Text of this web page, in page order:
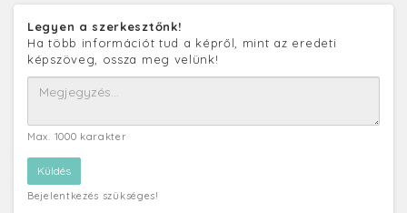
Legyen a szerkesztőnk!
Ha több információt tud a képről, mint az eredeti
képszöveg, ossza meg velünk!
Max. 1000 karakter
Bejelentkezés szükséges!